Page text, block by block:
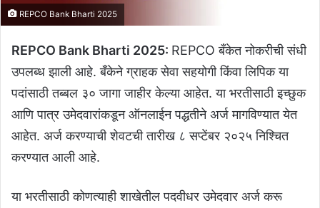
REPCO Bank Bharti 2025
REPCO Bank Bharti 2025: REPCO बँकेत नोकरीची संधी
उपलब्ध झाली आहे. बँकेने ग्राहक सेवा सहयोगी किंवा लिपिक या
पदांसाठी तब्बल ३० जागा जाहीर केल्या आहेत. या भरतीसाठी इच्छुक
आणि पात्र उमेदवारांकडून ऑनलाईन पद्धतीने अर्ज मागविण्यात येत
आहेत. अर्ज करण्याची शेवटची तारीख ८ सप्टेंबर २०२५ निश्चित
करण्यात आली आहे.
या भरतीसाठी कोणत्याही शाखेतील पदवीधर उमेदवार अर्ज करू